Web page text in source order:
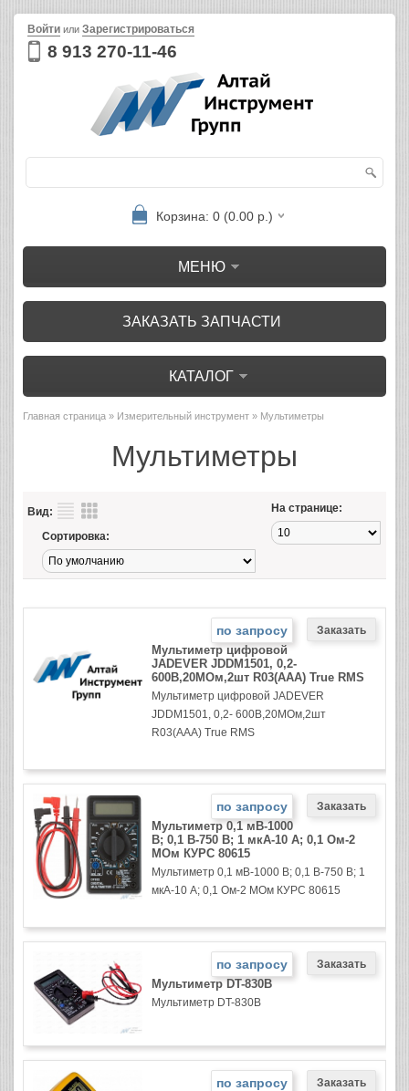
8 913 270-11-46
Войти или Зарегистрироваться
Корзина: 0 (0.00 р.)
МЕНЮ
ЗАКАЗАТЬ ЗАПЧАСТИ
КАТАЛОГ
Главная страница » Измерительный инструмент » Мультиметры
Мультиметры
Вид: На странице:
Сортировка:
по запросу
Мультиметр цифровой
JADEVER JDDM1501, 0,2-
600В,20МОм,2шт R03(AAA) True RMS
Мультиметр цифровой JADEVER
JDDM1501, 0,2- 600В,20МОм,2шт
R03(AAA) True RMS
по запросу
Мультиметр 0,1 мВ-1000
В; 0,1 В-750 В; 1 мкА-10 А; 0,1 Ом-2
МОм КУРС 80615
Мультиметр 0,1 мВ-1000 В; 0,1 В-750 В; 1
мкА-10 А; 0,1 Ом-2 МОм КУРС 80615
по запросу
Мультиметр DT-830B
Мультиметр DT-830B
по запросу